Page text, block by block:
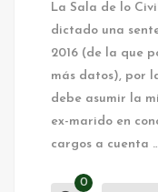
La Sala de lo
dictado una
2016 (de la que
más datos), por
debe asumir la
ex-marido en
cargos a cuenta
0